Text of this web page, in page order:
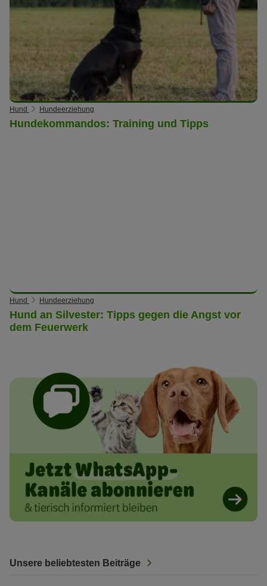
Hund Hundeerziehung
Hundekommandos: Training und Tipps
Hund Hundeerziehung
Hund an Silvester: Tipps gegen die Angst vor
dem Feuerwerk
Unsere beliebtesten Beiträge